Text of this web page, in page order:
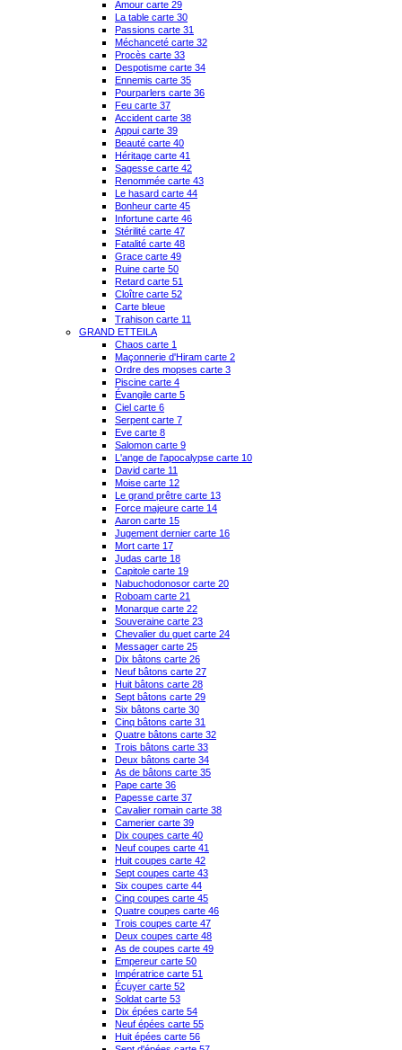
Amour carte 29
La table carte 30
Passions carte 31
Méchanceté carte 32
Procès carte 33
Despotisme carte 34
Ennemis carte 35
Pourparlers carte 36
Feu carte 37
Accident carte 38
Appui carte 39
Beauté carte 40
Héritage carte 41
Sagesse carte 42
Renommée carte 43
Le hasard carte 44
Bonheur carte 45
Infortune carte 46
Stérilité carte 47
Fatalité carte 48
Grace carte 49
Ruine carte 50
Retard carte 51
Cloître carte 52
Carte bleue
Trahison carte 11
GRAND ETTEILA
Chaos carte 1
Maçonnerie d'Hiram carte 2
Ordre des mopses carte 3
Piscine carte 4
Évangile carte 5
Ciel carte 6
Serpent carte 7
Eve carte 8
Salomon carte 9
L'ange de l'apocalypse carte 10
David carte 11
Moise carte 12
Le grand prêtre carte 13
Force majeure carte 14
Aaron carte 15
Jugement dernier carte 16
Mort carte 17
Judas carte 18
Capitole carte 19
Nabuchodonosor carte 20
Roboam carte 21
Monarque carte 22
Souveraine carte 23
Chevalier du guet carte 24
Messager carte 25
Dix bâtons carte 26
Neuf bâtons carte 27
Huit bâtons carte 28
Sept bâtons carte 29
Six bâtons carte 30
Cinq bâtons carte 31
Quatre bâtons carte 32
Trois bâtons carte 33
Deux bâtons carte 34
As de bâtons carte 35
Pape carte 36
Papesse carte 37
Cavalier romain carte 38
Camerier carte 39
Dix coupes carte 40
Neuf coupes carte 41
Huit coupes carte 42
Sept coupes carte 43
Six coupes carte 44
Cinq coupes carte 45
Quatre coupes carte 46
Trois coupes carte 47
Deux coupes carte 48
As de coupes carte 49
Empereur carte 50
Impératrice carte 51
Écuyer carte 52
Soldat carte 53
Dix épées carte 54
Neuf épées carte 55
Huit épées carte 56